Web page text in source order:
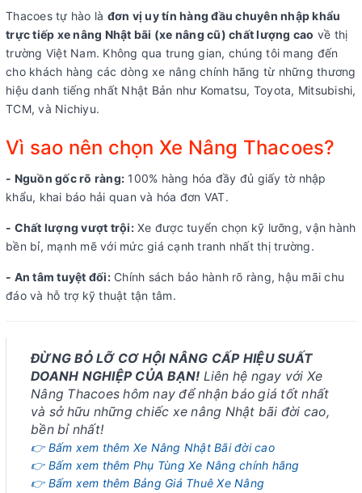
Thacoes tự hào là đơn vị uy tín hàng đầu chuyên nhập khẩu
trực tiếp xe nâng Nhật bãi (xe nâng cũ) chất lượng cao về thị
trường Việt Nam. Không qua trung gian, chúng tôi mang đến
cho khách hàng các dòng xe nâng chính hãng từ những thương
hiệu danh tiếng nhất Nhật Bản như Komatsu, Toyota, Mitsubishi,
TCM, và Nichiyu.
Vì sao nên chọn Xe Nâng Thacoes?
- Nguồn gốc rõ ràng: 100% hàng hóa đầy đủ giấy tờ nhập
khẩu, khai báo hải quan và hóa đơn VAT.
- Chất lượng vượt trội:Xe được tuyển chọn kỹ lưỡng, vận hành
bền bỉ, mạnh mẽ với mức giá cạnh tranh nhất thị trường.
- An tâm tuyệt đối:Chính sách bảo hành rõ ràng, hậu mãi chu
đáo và hỗ trợ kỹ thuật tận tâm.
ĐỪNG BỎ LỠ CƠ HỘI NÂNG CẤP HIỆU SUẤT
DOANH NGHIỆP CỦA BẠN! Liên hệ ngay với Xe
Nâng Thacoes hôm nay để nhận báo giá tốt nhất
và sở hữu những chiếc xe nâng Nhật bãi đời cao,
bền bỉ nhất!
👉 Bấm xem thêm Xe Nâng Nhật Bãi đời cao
👉 Bấm xem thêm Phụ Tùng Xe Nâng chính hãng
👉 Bấm xem thêm Bảng Giá Thuê Xe Nâng